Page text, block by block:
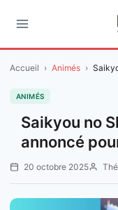
contenu
Accueil › Animés ›
ANIMÉS
Saikyou no
annoncé
20 octobre 2025